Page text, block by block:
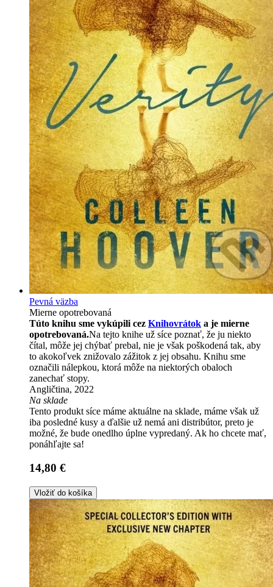
Pevná väzba
Mierne opotrebovaná
Túto knihu sme vykúpili cez Knihovrátok a je mierne
opotrebovaná.Na tejto knihe už síce poznať, že ju niekto
čítal, môže jej chýbať prebal, nie je však poškodená tak, aby
to akokoľvek znižovalo zážitok z jej obsahu. Knihu sme
označili nálepkou, ktorá môže na niektorých obaloch
zanechať stopy.
Angličtina, 2022
Na sklade
Tento produkt síce máme aktuálne na sklade, máme však už
iba posledné kusy a ďalšie už nemá ani distribútor, preto je
možné, že bude onedlho úplne vypredaný. Ak ho chcete mať,
ponáhľajte sa!
14,80 €
Vložiť do košíka